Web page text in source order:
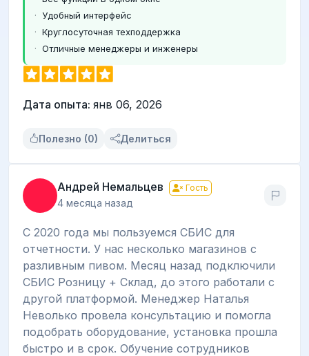
Удобный интерфейс
Круглосуточная техподдержка
Отличные менеджеры и инженеры
Дата опыта: янв 06, 2026
Полезно (0) Делиться
Андрей Немальцев Гость
4 месяца назад
С 2020 года мы пользуемся СБИС для
отчетности. У нас несколько магазинов с
разливным пивом. Месяц назад подключили
СБИС Розницу + Склад, до этого работали с
другой платформой. Менеджер Наталья
Неволько провела консультацию и помогла
подобрать оборудование, установка прошла
быстро и в срок. Обучение сотрудников